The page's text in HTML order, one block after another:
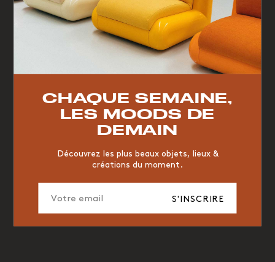
CHAQUE SEMAINE,
LES MOODS DE
DEMAIN
Découvrez les plus beaux objets, lieux &
créations du moment.
S'INSCRIRE
RESTAURANT VINTAGE MOODBOARD
BOIS
JAUNE
HÔTEL
ORGANIQUE
MEMPHIS ÉDITIONS
VASE
ICONIC
2023